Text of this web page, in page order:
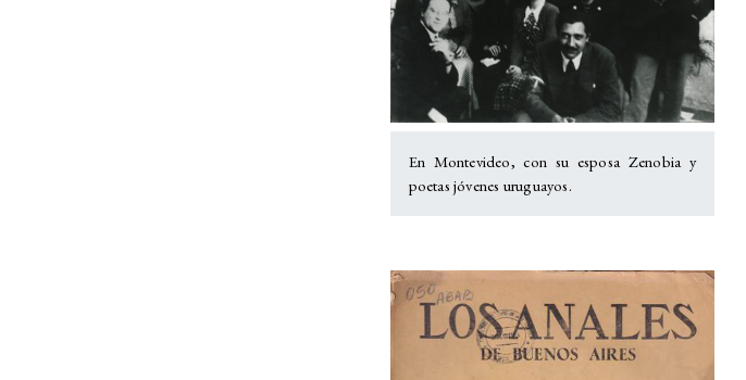
En Montevideo, con su esposa Zenobia y
poetas jóvenes uruguayos.